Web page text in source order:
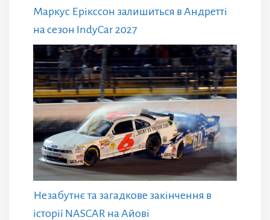
Маркус Ерікссон залишиться в Андретті
на сезон IndyCar 2027
Незабутнє та загадкове закінчення в
історії NASCAR на Айові